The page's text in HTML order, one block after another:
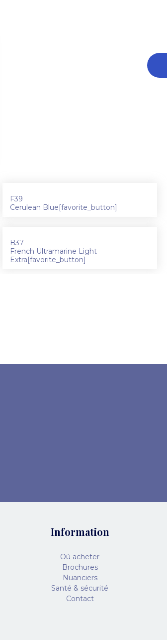
F39
Cerulean Blue[favorite_button]
B37
French Ultramarine Light
Extra[favorite_button]
Information
Où acheter
Brochures
Nuanciers
Santé & sécurité
Contact